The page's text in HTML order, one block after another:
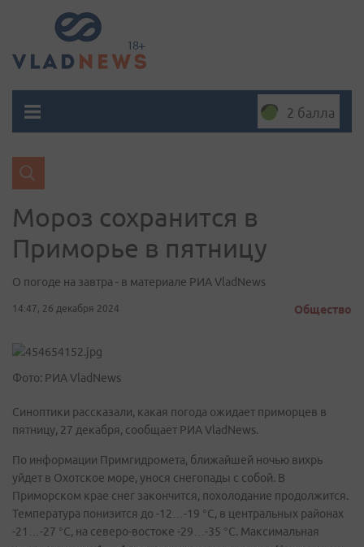
2 балла
Мороз сохранится в
Приморье в пятницу
О погоде на завтра - в материале РИА VladNews
14:47, 26 декабря 2024 Общество
Фото: РИА VladNews
Синоптики рассказали, какая погода ожидает приморцев в
пятницу, 27 декабря, сообщает РИА VladNews.
По информации Примгидромета, ближайшей ночью вихрь
уйдет в Охотское море, унося снегопады с собой. В
Приморском крае снег закончится, похолодание продолжится.
Температура понизится до -12…-19 °C, в центральных районах
-21…-27 °C, на северо-востоке -29…-35 °C. Максимальная